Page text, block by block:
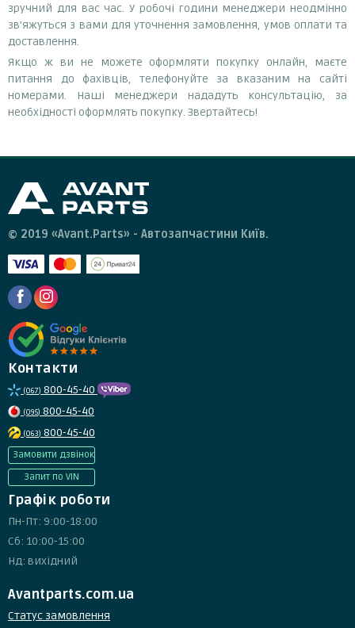
зручний для вас час. У робочі години менеджери неодмінно
зв'яжуться з вами для уточнення замовлення, умов оплати та
доставлення.
Якщо ж ви не можете оформляти покупку онлайн, маєте
питання до фахівців, телефонуйте за вказаним на сайті
номерами. Наші менеджери нададуть консультацію, за
необхідності оформлять покупку. Звертайтесь!
© 2019 «Avant.Parts» - Автозапчастини Київ.
Контакти
(067) 800-45-40
(095) 800-45-40
(063) 800-45-40
Замовити дзвінок
Запит по VIN
Графік роботи
Пн-Пт: 9:00-18:00
Сб: 10:00-15:00
Нд: вихідний
Avantparts.com.ua
Статус замовлення